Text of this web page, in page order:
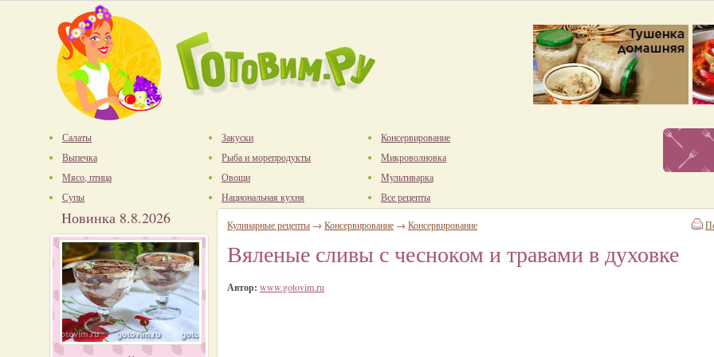
Салаты
Выпечка
Мясо, птица
Супы
Закуски
Рыба и морепродукты
Овощи
Национальная кухня
Консервирование
Микроволновка
Мультиварка
Все рецепты
Новинка 8.8.2026 Кулинарные рецепты → Консервирование → Консервирование
Вяленые сливы с чесноком и травами в духовке
Автор: www.gotovim.ru